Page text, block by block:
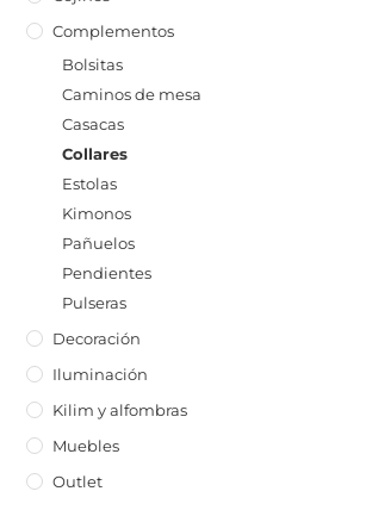
Complementos
Bolsitas
Caminos de mesa
Casacas
Collares
Estolas
Kimonos
Pañuelos
Pendientes
Pulseras
Decoración
Iluminación
Kilim y alfombras
Muebles
Outlet